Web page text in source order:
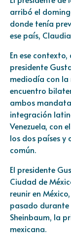
arribó el
donde tenía
ese país,
En ese
presidente
mediodía con
encuentro
ambos
integración
Venezuela, con
los dos países y
común.
El presidente
Ciudad de
reunir en
pasado durante
Sheinbaum, la
mexicana.